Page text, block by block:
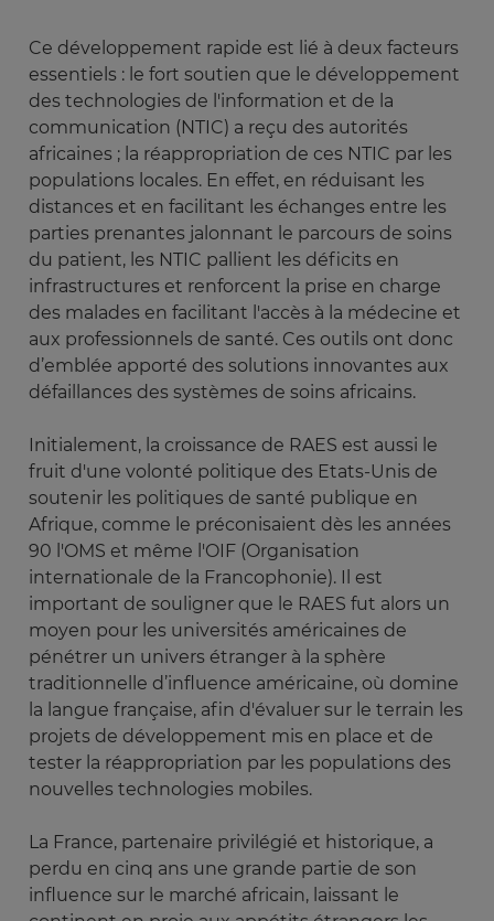
Ce développement rapide est lié à deux facteurs
essentiels : le fort soutien que le développement
des technologies de l'information et de la
communication (NTIC) a reçu des autorités
africaines ; la réappropriation de ces NTIC par les
populations locales. En effet, en réduisant les
distances et en facilitant les échanges entre les
parties prenantes jalonnant le parcours de soins
du patient, les NTIC pallient les déficits en
infrastructures et renforcent la prise en charge
des malades en facilitant l'accès à la médecine et
aux professionnels de santé. Ces outils ont donc
d’emblée apporté des solutions innovantes aux
défaillances des systèmes de soins africains.
Initialement, la croissance de RAES est aussi le
fruit d'une volonté politique des Etats-Unis de
soutenir les politiques de santé publique en
Afrique, comme le préconisaient dès les années
90 l'OMS et même l'OIF (Organisation
internationale de la Francophonie). Il est
important de souligner que le RAES fut alors un
moyen pour les universités américaines de
pénétrer un univers étranger à la sphère
traditionnelle d’influence américaine, où domine
la langue française, afin d'évaluer sur le terrain les
projets de développement mis en place et de
tester la réappropriation par les populations des
nouvelles technologies mobiles.
La France, partenaire privilégié et historique, a
perdu en cinq ans une grande partie de son
influence sur le marché africain, laissant le